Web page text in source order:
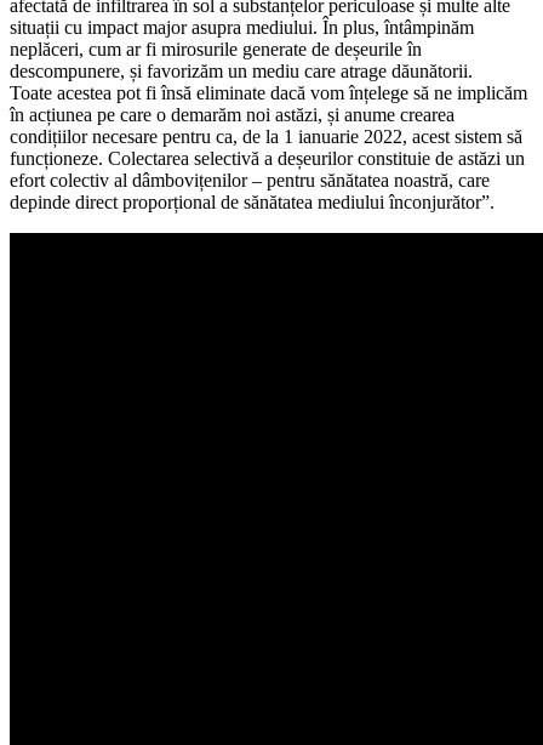
afectată de infiltrarea în sol a substanțelor periculoase și multe alte
situații cu impact major asupra mediului. În plus, întâmpinăm
neplăceri, cum ar fi mirosurile generate de deșeurile în
descompunere, și favorizăm un mediu care atrage dăunătorii.
Toate acestea pot fi însă eliminate dacă vom înțelege să ne implicăm
în acțiunea pe care o demarăm noi astăzi, și anume crearea
condițiilor necesare pentru ca, de la 1 ianuarie 2022, acest sistem să
funcționeze. Colectarea selectivă a deșeurilor constituie de astăzi un
efort colectiv al dâmbovițenilor – pentru sănătatea noastră, care
depinde direct proporțional de sănătatea mediului înconjurător”.